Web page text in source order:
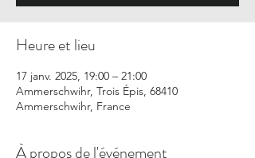
Heure et lieu
17 janv. 2025, 19:00 – 21:00
Ammerschwihr, Trois Épis, 68410
Ammerschwihr, France
À propos de l'événement